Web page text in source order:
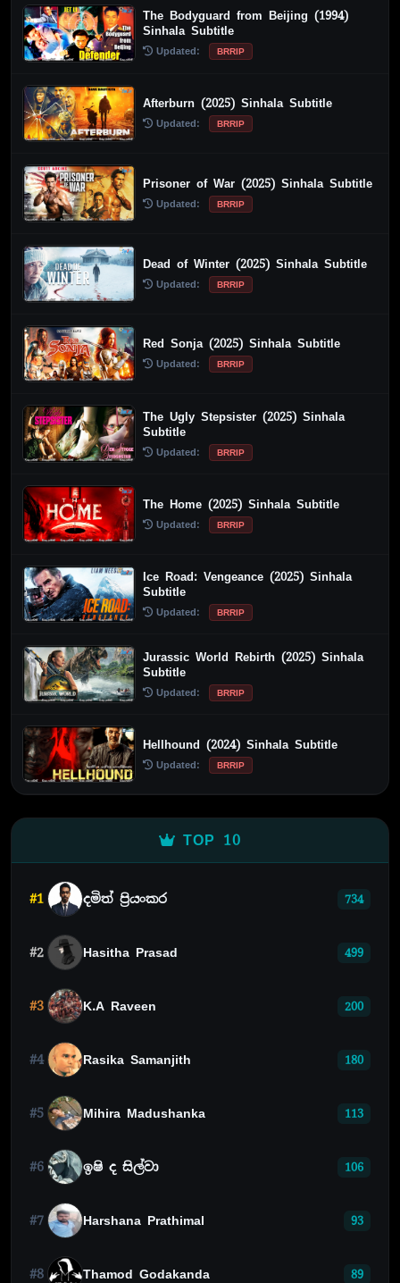
The Bodyguard from Beijing (1994)
Sinhala Subtitle
Updated: BRRIP
Afterburn (2025) Sinhala Subtitle
Updated: BRRIP
Prisoner of War (2025) Sinhala Subtitle
Updated: BRRIP
Dead of Winter (2025) Sinhala Subtitle
Updated: BRRIP
Red Sonja (2025) Sinhala Subtitle
Updated: BRRIP
The Ugly Stepsister (2025) Sinhala
Subtitle
Updated: BRRIP
The Home (2025) Sinhala Subtitle
Updated: BRRIP
Ice Road: Vengeance (2025) Sinhala
Subtitle
Updated: BRRIP
Jurassic World Rebirth (2025) Sinhala
Subtitle
Updated: BRRIP
Hellhound (2024) Sinhala Subtitle
Updated: BRRIP
TOP 10
#1 දමිත් ප්‍රියංකර 734
#2 Hasitha Prasad 499
#3 K.A Raveen 200
#4 Rasika Samanjith 180
#5 Mihira Madushanka 113
#6 ඉෂි ද සිල්වා 106
#7 Harshana Prathimal 93
#8 Thamod Godakanda 89